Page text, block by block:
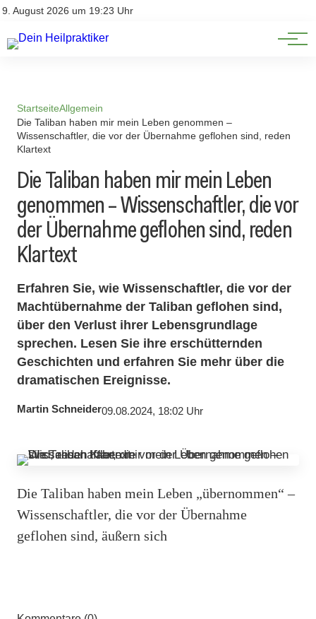
9. August 2026 um 19:23 Uhr
Impressum
Natürliche Medizin
Heilpflanzen & Kräuterkunde
StartseiteAllgemein
Die Taliban haben mir mein Leben genommen –
Wissenschaftler, die vor der Übernahme geflohen sind, reden
Klartext
Die Taliban haben mir mein Leben
genommen – Wissenschaftler, die vor
der Übernahme geflohen sind, reden
Klartext
Erfahren Sie, wie Wissenschaftler, die vor der
Machtübernahme der Taliban geflohen sind,
über den Verlust ihrer Lebensgrundlage
sprechen. Lesen Sie ihre erschütternden
Geschichten und erfahren Sie mehr über die
dramatischen Ereignisse.
Martin Schneider09.08.2024, 18:02 Uhr
Die Taliban haben mein Leben „übernommen“ –
Wissenschaftler, die vor der Übernahme
geflohen sind, äußern sich